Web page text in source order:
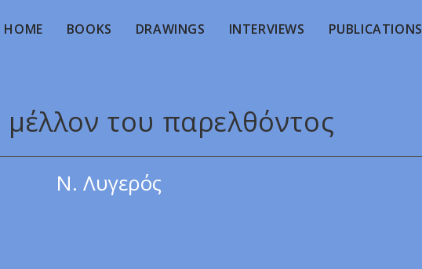
HOME BOOKS DRAWINGS INTERVIEWS PUBLICATIONS
μέλλον του παρελθόντος
Ν. Λυγερός